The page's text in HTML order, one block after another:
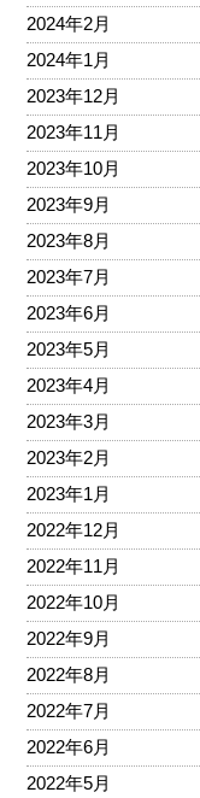
2024年2月
2024年1月
2023年12月
2023年11月
2023年10月
2023年9月
2023年8月
2023年7月
2023年6月
2023年5月
2023年4月
2023年3月
2023年2月
2023年1月
2022年12月
2022年11月
2022年10月
2022年9月
2022年8月
2022年7月
2022年6月
2022年5月